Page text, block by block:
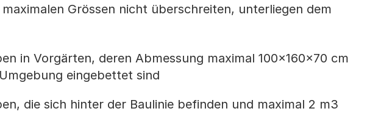
Grössen nicht überschreiten, unterliegen dem
in Vorgärten, deren Abmessung maximal 100x160x70 cm
eingebettet sind
die sich hinter der Baulinie befinden und maximal 2 m3